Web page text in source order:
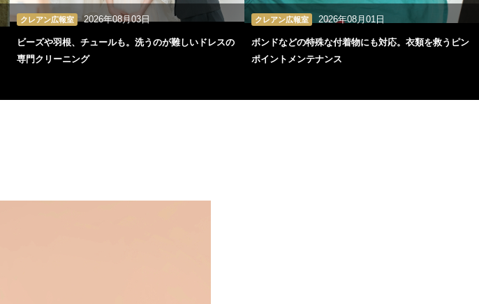
クレアン広報室 2026年08月03日
ビーズや羽根、チュールも。洗うのが難しいドレスの
専門クリーニング
クレアン広報室 2026年08月01日
ボンドなどの特殊な付着物にも対応。衣類を救うピン
ポイントメンテナンス